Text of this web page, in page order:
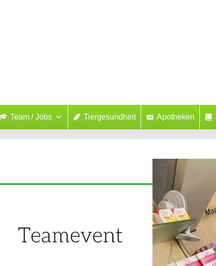
Team / Jobs Tiergesundheit Apotheken